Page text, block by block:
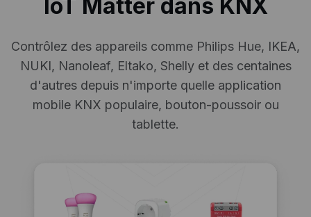
IoT Matter dans KNX
Contrôlez des appareils comme Philips Hue, IKEA,
NUKI, Nanoleaf, Eltako, Shelly et des centaines
d'autres depuis n'importe quelle application
mobile KNX populaire, bouton-poussoir ou
tablette.